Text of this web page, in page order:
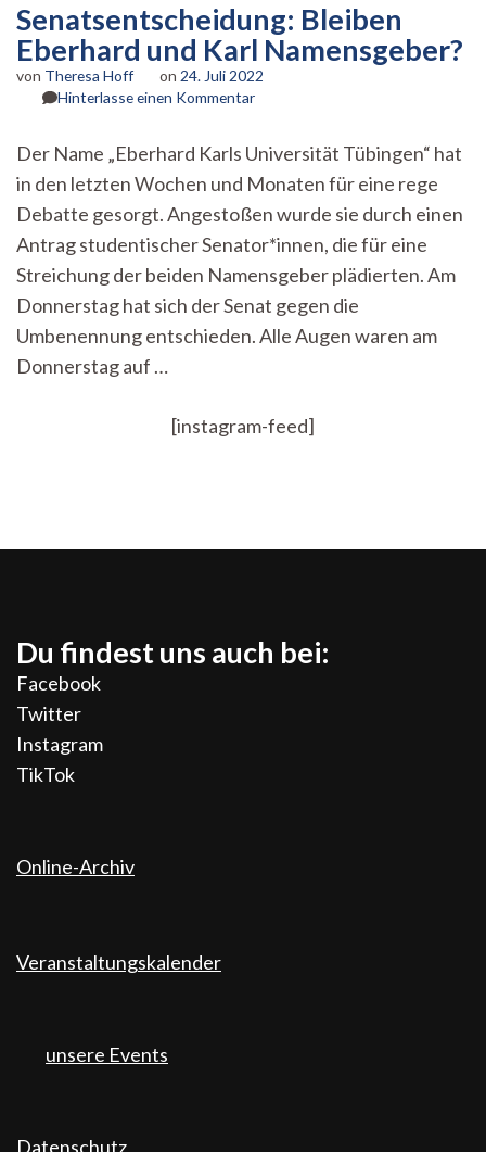
Senatsentscheidung: Bleiben
Eberhard und Karl Namensgeber?
von Theresa Hoff on 24. Juli 2022
Hinterlasse einen Kommentarzu
Eberhard
und
Namensgeber?
Der Name „Eberhard Karls Universität Tübingen“ hat
in den letzten Wochen und Monaten für eine rege
Debatte gesorgt. Angestoßen wurde sie durch einen
Antrag studentischer Senator*innen, die für eine
Streichung der beiden Namensgeber plädierten. Am
Donnerstag hat sich der Senat gegen die
Umbenennung entschieden. Alle Augen waren am
Donnerstag auf …
[instagram-feed]
Du findest uns auch bei:
Facebook
Twitter
Instagram
TikTok
Online-Archiv
Veranstaltungskalender
unsere Events
Datenschutz